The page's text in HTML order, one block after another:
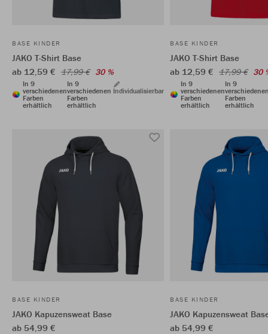
BASE KINDER
JAKO T-Shirt Base
ab 12,59 € 17,99 € 30 %
In 9
verschiedenen
Farben
erhältlich
In 9
verschiedenen
Farben
erhältlich
Individualisierbar
BASE KINDER
JAKO T-Shirt Base
ab 12,59 € 17,99 € 30
In 9
verschiedenen
Farben
erhältlich
In 9
Farben
erhältlich
BASE KINDER
JAKO Kapuzensweat Base
ab 54,99 €
BASE KINDER
JAKO Kapuzensweat
ab 54,99 €